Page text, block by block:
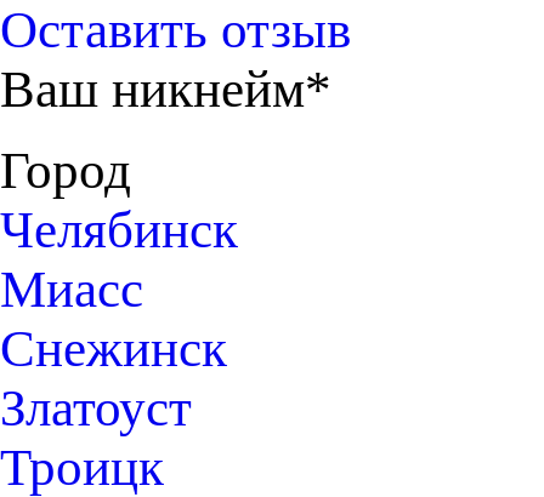
Оставить отзыв
Ваш никнейм*
Город
Челябинск
Миасс
Снежинск
Златоуст
Троицк